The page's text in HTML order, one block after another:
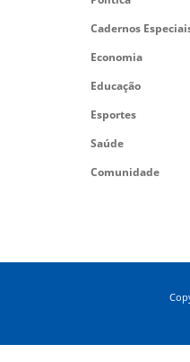
Cadernos
Economia
Educação
Esportes
Saúde
Comunidade